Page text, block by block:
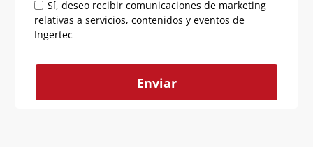
Sí, deseo recibir comunicaciones de marketing
relativas a servicios, contenidos y eventos de
Ingertec